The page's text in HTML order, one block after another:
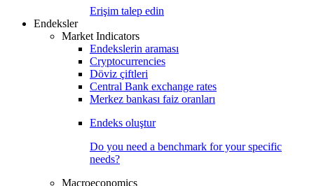
Erişim talep edin
Endeksler
Market Indicators
Endekslerin araması
Cryptocurrencies
Döviz çiftleri
Central Bank exchange rates
Merkez bankası faiz oranları
Endeks oluştur
Do you need a benchmark for your specific
needs?
Macroeconomics